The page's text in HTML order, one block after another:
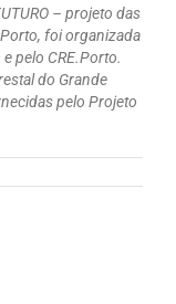
– projeto das
foi organizada
pelo CRE.Porto.
do Grande
pelo Projeto